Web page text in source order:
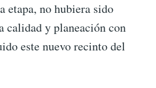
etapa, no hubiera sido
calidad y planeación con
este nuevo recinto del